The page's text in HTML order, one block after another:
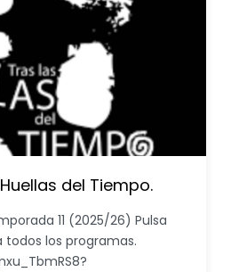
del Tiempo.
11 (2025/26) Pulsa
los programas.